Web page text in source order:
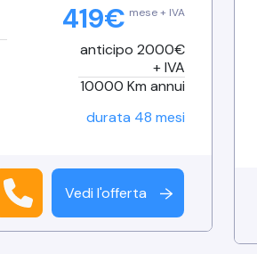
419€ mese + IVA
anticipo 2000€
+ IVA
10000 Km annui
durata 48 mesi
Vedi l'offerta ↑